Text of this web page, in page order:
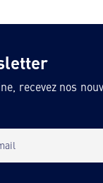
recevez nos